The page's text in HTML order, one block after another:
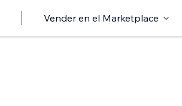
Vender en el Marketplace